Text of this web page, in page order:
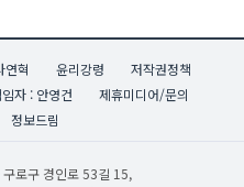
연혁 윤리강령
저작권정책
자 : 안영건
제휴미디어/문의
정보드림
로구 경인로 53길 15,